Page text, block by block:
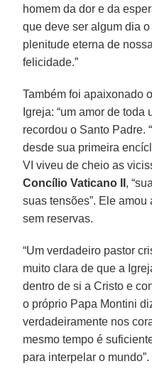
homem da dor e da
que deve ser algum dia
plenitude eterna de
felicidade.”
Também foi apaixonado
Igreja: “um amor de toda
recordou o Santo Padre.
desde sua primeira
VI viveu de cheio as
Concílio Vaticano II ,
suas tensões”. Ele
sem reservas.
“Um verdadeiro pastor
muito clara de que a
dentro de si a Cristo e
o próprio Papa Montini
verdadeiramente nos
mesmo tempo é
para interpelar o mundo”.